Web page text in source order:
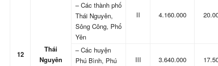
12
Thái
Nguyên
– Các thành phố
Thái Nguyên,
Sông Công, Phổ
Yên
II 4.160.000
– Các huyện
Phú Bình, Phú
III 3.640.000